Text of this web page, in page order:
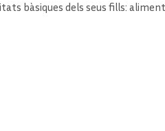
bàsiques dels seus fills: